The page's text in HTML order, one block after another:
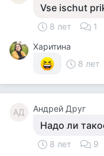
Vse ischut
8 лет 1
Харитина
8 лет
АД Андрей Друг
Надо ли
8 лет 9